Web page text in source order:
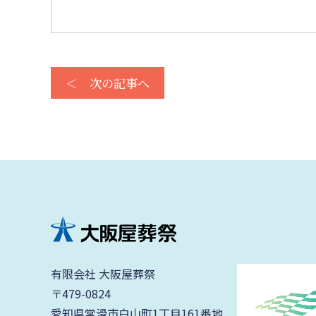
＜ 次の記事へ
有限会社 大阪屋葬祭
〒479-0824